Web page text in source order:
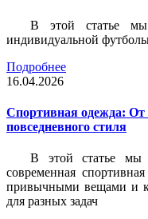
В этой статье мы
индивидуальной
Подробнее
16.04.2026
Спортивная одежда: От
повседневного стиля
В этой статье мы
современная
привычными вещами и
для разных задач